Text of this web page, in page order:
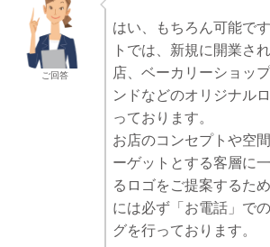
ご回答
はい、もちろん可能で
トでは、新規に開業さ
店、ベーカリーショッ
ンドなどのオリジナル
っております。
お店のコンセプトや空
ーゲットとする客層に
るロゴをご提案するた
には必ず「お電話」で
グを行っております。